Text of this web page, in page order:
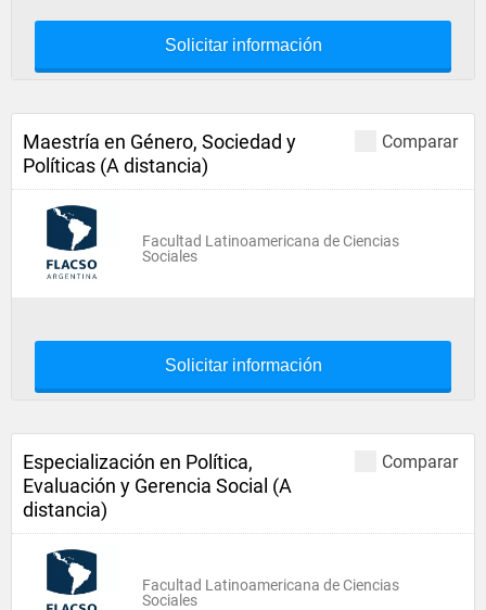
Solicitar información
Comparar
Maestría en Género, Sociedad y
Políticas (A distancia)
Facultad Latinoamericana de Ciencias
Sociales
Solicitar información
Comparar
Especialización en Política,
Evaluación y Gerencia Social (A
distancia)
Facultad Latinoamericana de Ciencias
Sociales